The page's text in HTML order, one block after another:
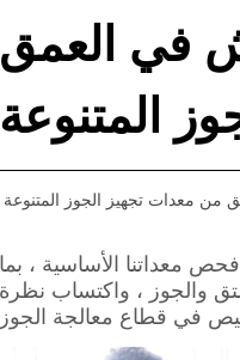
في العمق
المتنوعة
من معدات تجهيز الجوز المتنوعة